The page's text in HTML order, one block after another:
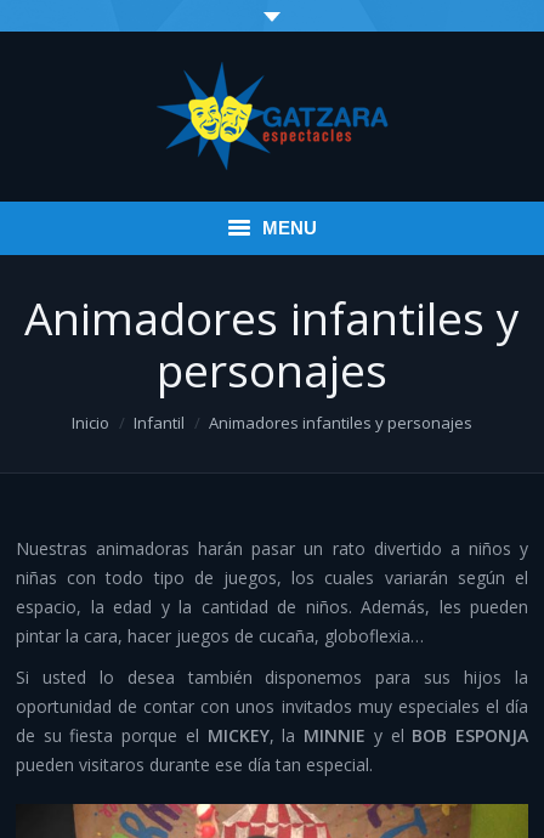
MENU
Infantil
Despedidas y aventura
Otros servicios
Infraestructuras y material
Contacto
Animadores infantiles y
personajes
You are here:
Inicio Infantil Animadores infantiles y personajes
Nuestras animadoras harán pasar un rato divertido a niños y
niñas con todo tipo de juegos, los cuales variarán según el
espacio, la edad y la cantidad de niños. Además, les pueden
pintar la cara, hacer juegos de cucaña, globoflexia…
Si usted lo desea también disponemos para sus hijos la
oportunidad de contar con unos invitados muy especiales el día
de su fiesta porque el MICKEY, la MINNIE y el BOB ESPONJA
pueden visitaros durante ese día tan especial.